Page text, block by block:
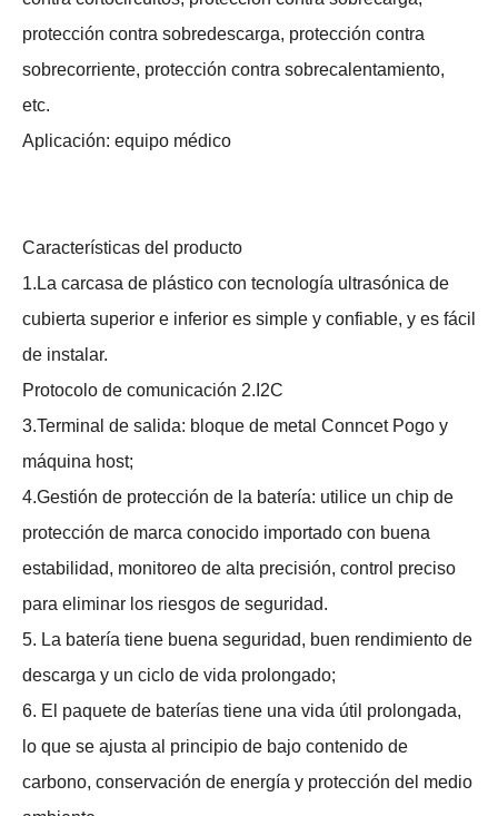
protección contra sobredescarga, protección contra
sobrecorriente, protección contra sobrecalentamiento,
etc.
Aplicación: equipo médico
Características del producto
1.La carcasa de plástico con tecnología ultrasónica de
cubierta superior e inferior es simple y confiable, y es fácil
de instalar.
Protocolo de comunicación 2.I2C
3.Terminal de salida: bloque de metal Conncet Pogo y
máquina host;
4.Gestión de protección de la batería: utilice un chip de
protección de marca conocido importado con buena
estabilidad, monitoreo de alta precisión, control preciso
para eliminar los riesgos de seguridad.
5. La batería tiene buena seguridad, buen rendimiento de
descarga y un ciclo de vida prolongado;
6. El paquete de baterías tiene una vida útil prolongada,
lo que se ajusta al principio de bajo contenido de
carbono, conservación de energía y protección del medio